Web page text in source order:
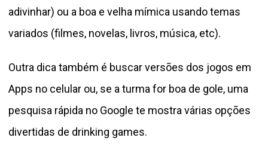
adivinhar) ou a boa e velha mímica usando temas
variados (filmes, novelas, livros, música, etc).
Outra dica também é buscar versões dos jogos em
Apps no celular ou, se a turma for boa de gole, uma
pesquisa rápida no Google te mostra várias opções
divertidas de drinking games.